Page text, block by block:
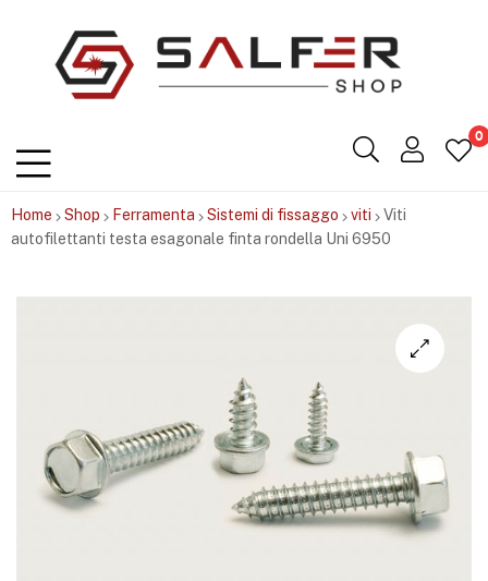
0
Home Shop Ferramenta Sistemi di fissaggo viti
Viti
autofilettanti testa esagonale finta rondella Uni 6950